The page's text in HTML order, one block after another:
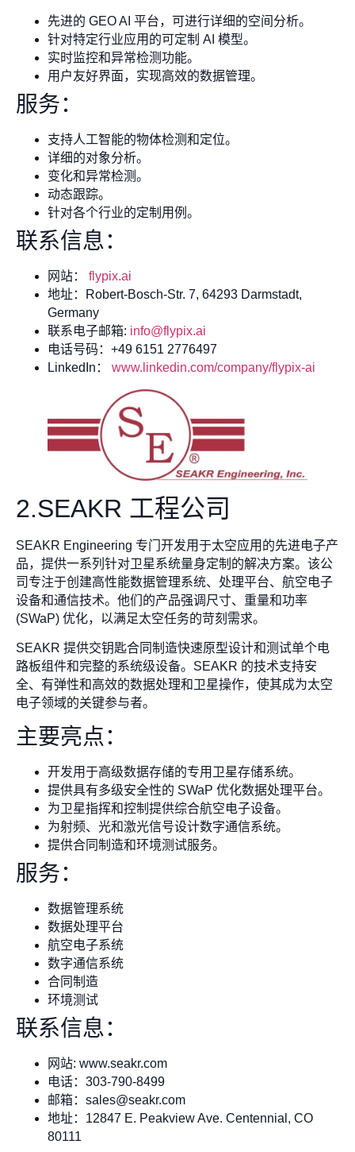
先进的 GEO AI 平台，可进行详细的空间分析。
针对特定行业应用的可定制 AI 模型。
实时监控和异常检测功能。
用户友好界面，实现高效的数据管理。
服务：
支持人工智能的物体检测和定位。
详细的对象分析。
变化和异常检测。
动态跟踪。
针对各个行业的定制用例。
联系信息：
网站： flypix.ai
地址：Robert-Bosch-Str. 7, 64293 Darmstadt,
Germany
联系电子邮箱: info@flypix.ai
电话号码：+49 6151 2776497
LinkedIn： www.linkedin.com/company/flypix-ai
2.SEAKR 工程公司
SEAKR Engineering 专门开发用于太空应用的先进电子产
品，提供一系列针对卫星系统量身定制的解决方案。该公
司专注于创建高性能数据管理系统、处理平台、航空电子
设备和通信技术。他们的产品强调尺寸、重量和功率
(SWaP) 优化，以满足太空任务的苛刻需求。
SEAKR 提供交钥匙合同制造快速原型设计和测试单个电
路板组件和完整的系统级设备。SEAKR 的技术支持安
全、有弹性和高效的数据处理和卫星操作，使其成为太空
电子领域的关键参与者。
主要亮点：
开发用于高级数据存储的专用卫星存储系统。
提供具有多级安全性的 SWaP 优化数据处理平台。
为卫星指挥和控制提供综合航空电子设备。
为射频、光和激光信号设计数字通信系统。
提供合同制造和环境测试服务。
服务：
数据管理系统
数据处理平台
航空电子系统
数字通信系统
合同制造
环境测试
联系信息：
网站: www.seakr.com
电话：303-790-8499
邮箱： sales@seakr.com
地址：12847 E. Peakview Ave. Centennial, CO
80111